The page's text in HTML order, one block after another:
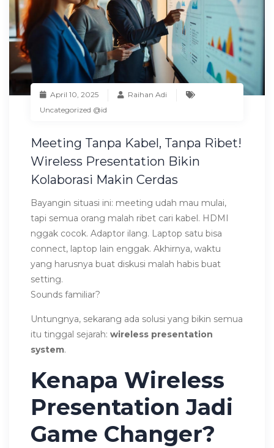
April 10, 2025
Raihan Adi
Uncategorized @id
Meeting Tanpa Kabel, Tanpa Ribet!
Wireless Presentation Bikin
Kolaborasi Makin Cerdas
Bayangin situasi ini: meeting udah mau mulai,
tapi semua orang malah ribet cari kabel. HDMI
nggak cocok. Adaptor ilang. Laptop satu bisa
connect, laptop lain enggak. Akhirnya, waktu
yang harusnya buat diskusi malah habis buat
setting.
Sounds familiar?
Untungnya, sekarang ada solusi yang bikin semua
itu tinggal sejarah: wireless presentation
system.
Kenapa Wireless
Presentation Jadi
Game Changer?